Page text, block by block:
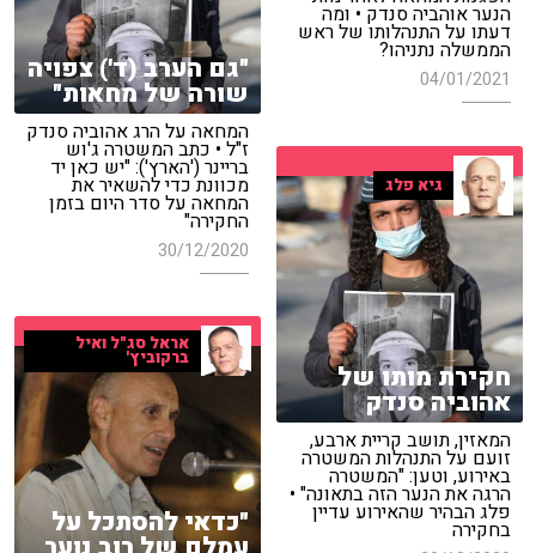
הנער אוהביה סנדק • ומה
דעתו על התנהלותו של ראש
הממשלה נתניהו?
04/01/2021 "גם הערב (ד') צפויה
שורה של מחאות"
המחאה על הרג אהוביה סנדק
ז"ל • כתב המשטרה ג'וש
בריינר ('הארץ'): "יש כאן יד
מכוונת כדי להשאיר את
המחאה על סדר היום בזמן
החקירה"
30/12/2020
גיא פלג
חקירת מותו של
אהוביה סנדק
המאזין, תושב קריית ארבע,
זועם על התנהלות המשטרה
באירוע, וטען: "המשטרה
הרגה את הנער הזה בתאונה" •
פלג הבהיר שהאירוע עדיין
בחקירה
אראל סג"ל ואיל
ברקוביץ'
"כדאי להסתכל על